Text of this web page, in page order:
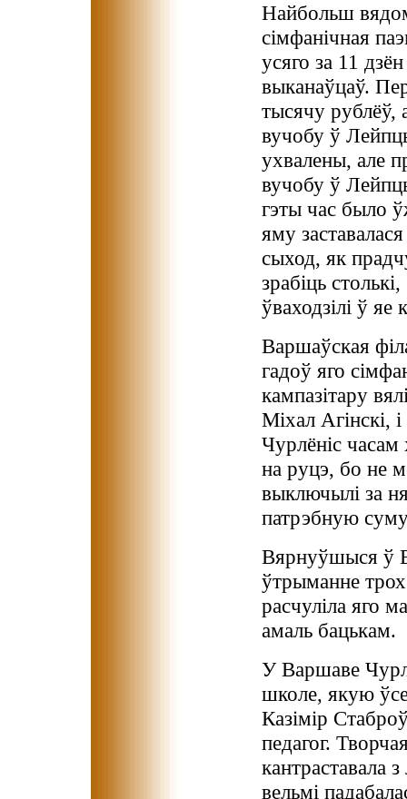
Найбольш
сімфанічная
усяго за 11
выканаўцаў.
тысячу рублёў,
вучобу ў
ухвалены, але
вучобу ў
гэты час было
яму
сыход, як
зрабіць
ўваходзілі ў
Варшаўская
гадоў яго
кампазітару
Міхал Агінскі,
Чурлёніс часам
на руцэ, бо не
выключылі за
патрэбную суму
Вярнуўшыся ў
ўтрыманне
расчуліла яго
амаль баць­кам.
У Варшаве
школе, якую ўсе
Казімір
педагог.
кантраставала
вельмі